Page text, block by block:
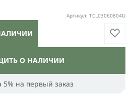
5% на первый заказ
О НАЛИЧИИ
Артикул: TCL03060804U